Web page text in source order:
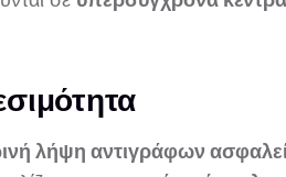
λήψη αντιγράφων